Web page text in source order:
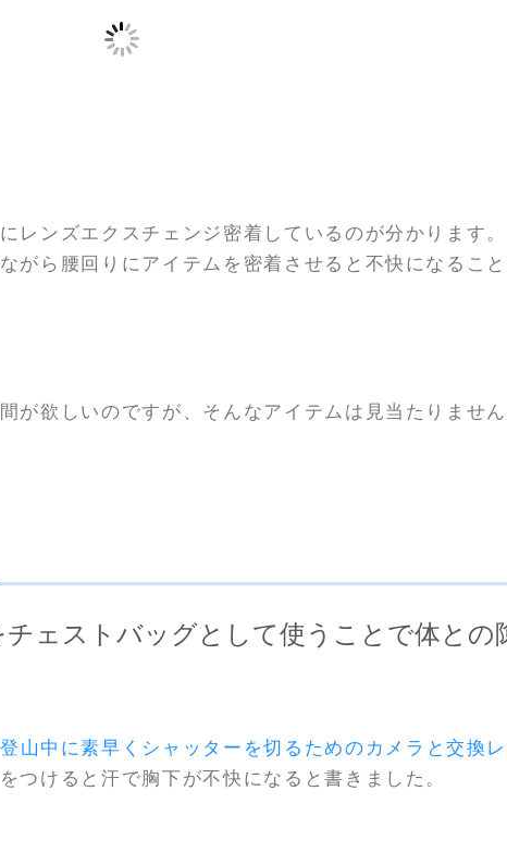
レンズエクスチェンジ密着しているのが分かります
がら腰回りにアイテムを密着させると不快になるこ
が欲しいのですが、そんなアイテムは見当たりませ
ェストバッグとして使うことで体との
山中に素早くシャッターを切るためのカメラと交換
つけると汗で胸下が不快になると書きました。